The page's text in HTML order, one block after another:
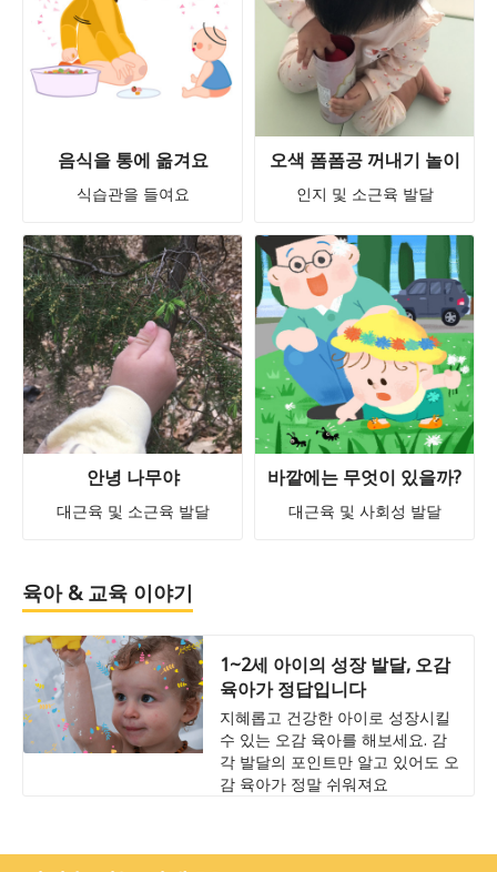
음식을 통에 옮겨요
식습관을 들여요
오색 폼폼공 꺼내기 놀이
인지 및 소근육 발달
안녕 나무야
대근육 및 소근육 발달
바깥에는 무엇이 있을까?
대근육 및 사회성 발달
육아 & 교육 이야기
1~2세 아이의 성장 발달, 오감
육아가 정답입니다
지혜롭고 건강한 아이로 성장시킬
수 있는 오감 육아를 해보세요. 감
각 발달의 포인트만 알고 있어도 오
감 육아가 정말 쉬워져요